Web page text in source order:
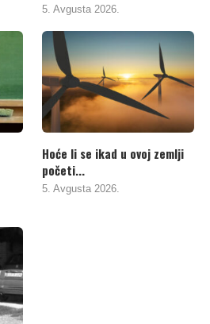
5. Avgusta 2026.
Hoće li se ikad u ovoj zemlji
početi...
5. Avgusta 2026.